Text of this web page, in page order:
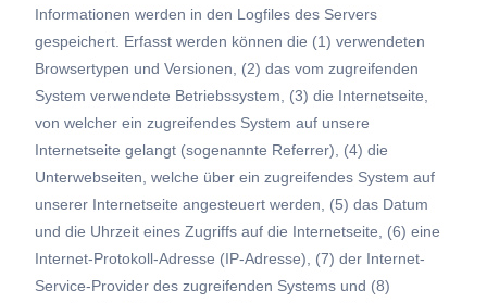
Informationen werden in den Logfiles des Servers
gespeichert. Erfasst werden können die (1) verwendeten
Browsertypen und Versionen, (2) das vom zugreifenden
System verwendete Betriebssystem, (3) die Internetseite,
von welcher ein zugreifendes System auf unsere
Internetseite gelangt (sogenannte Referrer), (4) die
Unterwebseiten, welche über ein zugreifendes System auf
unserer Internetseite angesteuert werden, (5) das Datum
und die Uhrzeit eines Zugriffs auf die Internetseite, (6) eine
Internet-Protokoll-Adresse (IP-Adresse), (7) der Internet-
Service-Provider des zugreifenden Systems und (8)